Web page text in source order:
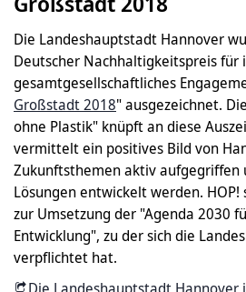
Die Landeshauptstadt Hannover
Deutscher Nachhaltigkeitspreis für
gesamtgesellschaftliches
Großstadt 2018" ausgezeichnet.
ohne Plastik" knüpft an diese
vermittelt ein positives Bild von
Zukunftsthemen aktiv aufgegriffen
Lösungen entwickelt werden.
zur Umsetzung der "Agenda 2030
Entwicklung", zu der sich die
verpflichtet hat.